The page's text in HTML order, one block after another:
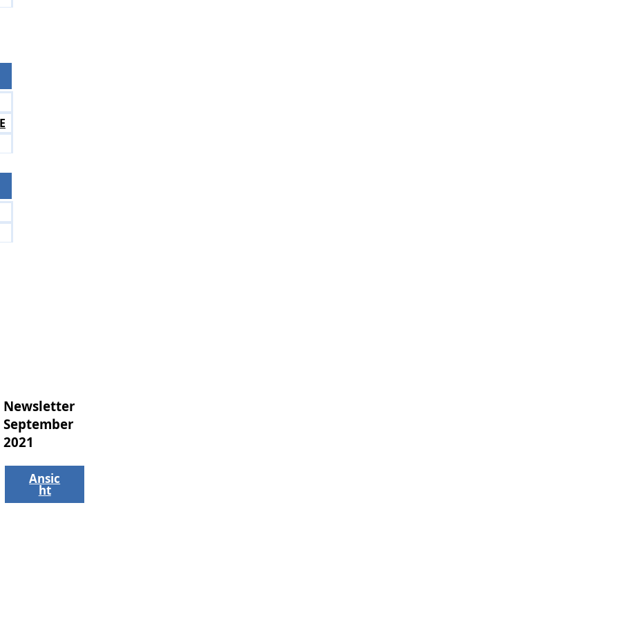
Newsletter
September
2021
Ansic
ht